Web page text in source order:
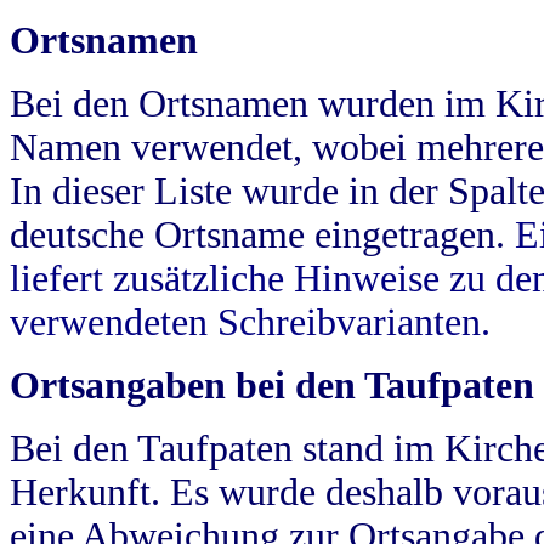
Ortsnamen
Bei den Ortsnamen wurden im
Namen verwendet, wobei
In dieser Liste wurde in der
deutsche Ortsname eingetragen.
liefert zusätzliche Hinweise zu
verwendeten Schreibvarianten.
Ortsangaben bei den Taufpaten
Bei den Taufpaten stand im
Herkunft. Es wurde deshalb